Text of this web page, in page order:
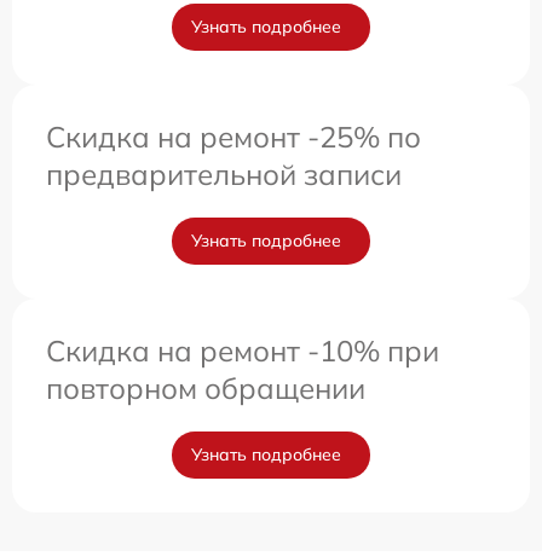
Узнать подробнее
Скидка на ремонт -25% по
предварительной записи
Узнать подробнее
Скидка на ремонт -10% при
повторном обращении
Узнать подробнее